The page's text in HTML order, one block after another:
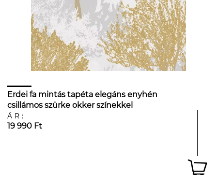
Erdei fa mintás tapéta elegáns enyhén
csillámos szürke okker színekkel
ÁR:
19 990 Ft